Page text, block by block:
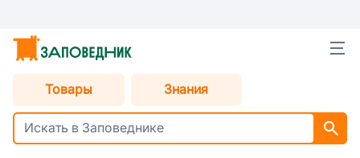
Товары Знания